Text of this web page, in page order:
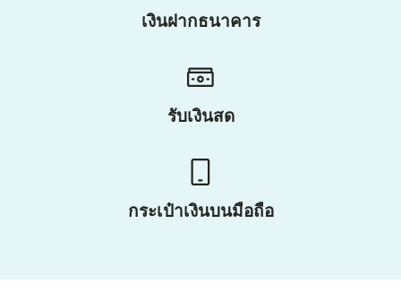
เงินฝากธนาคาร
รับเงินสด
กระเป๋าเงินบนมือถือ